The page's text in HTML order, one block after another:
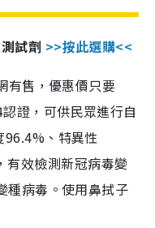
試劑 >>按此選購<<
有售，優惠價只要
證，可供民眾進行自
、特異性
有效檢測新冠病毒變
病毒。使用鼻拭子